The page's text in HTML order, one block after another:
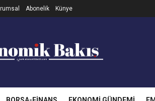
Abonelik Künye